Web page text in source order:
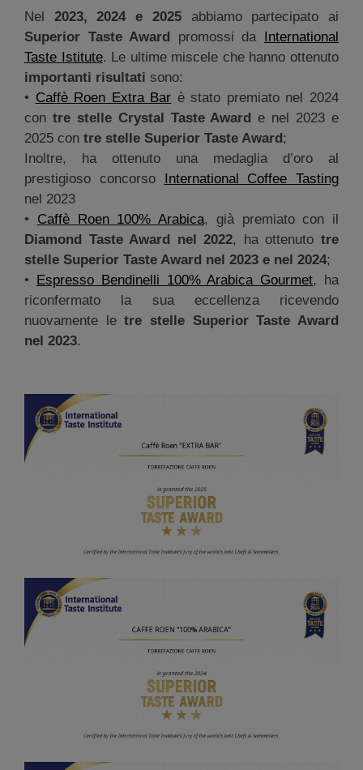
Nel 2023, 2024 e 2025abbiamo partecipato ai
Superior Taste Award promossi da International
Taste Istitute. Le ultime miscele che hanno ottenuto
importanti risultati sono:
• Caffè Roen Extra Bar è stato premiato nel 2024
con tre stelle Crystal Taste Award e nel 2023 e
2025 con tre stelle Superior Taste Award;
Inoltre, ha ottenuto una medaglia d’oro al
prestigioso concorso International Coffee Tasting
nel 2023
• Caffè Roen 100% Arabica, già premiato con il
Diamond Taste Award nel 2022, ha ottenutotre
stelle Superior Taste Award nel 2023 e nel 2024;
• Espresso Bendinelli 100% Arabica Gourmet, ha
riconfermato la sua eccellenza ricevendo
nuovamente letre stelle Superior Taste Award
nel 2023.